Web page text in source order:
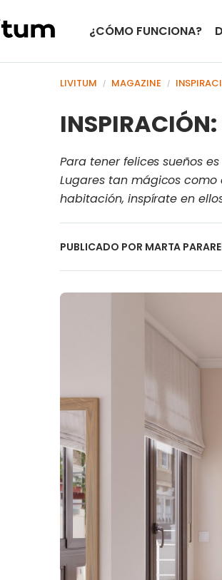
¿CÓMO FUNCIONA?
LIVITUM / MAGAZINE /
Para tener felices sueños
Lugares tan mágicos como
habitación, inspírate en
PUBLICADO POR MARTA